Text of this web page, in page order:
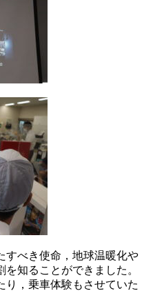
すべき使命，地球温暖化や
知ることができました。
り，乗車体験もさせていた